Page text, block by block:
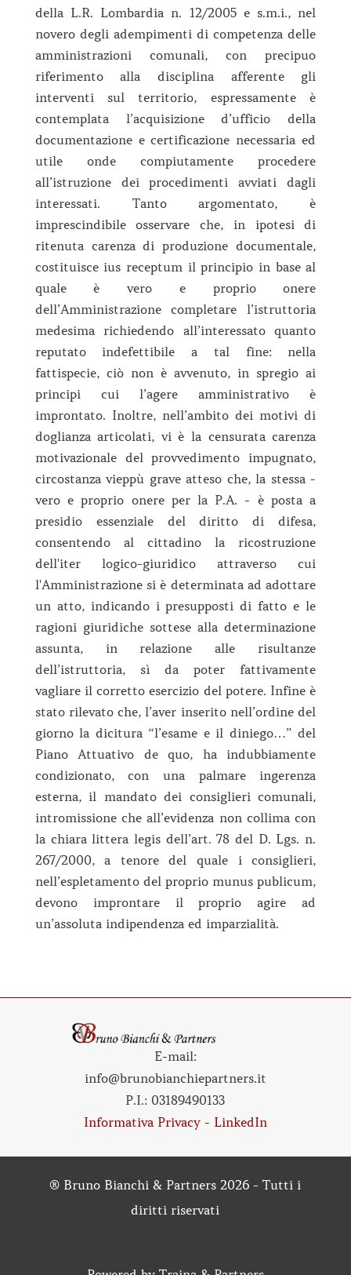
della L.R. Lombardia n. 12/2005 e s.m.i., nel
novero degli adempimenti di competenza delle
amministrazioni comunali, con precipuo
riferimento alla disciplina afferente gli
interventi sul territorio, espressamente è
contemplata l’acquisizione d’ufficio della
documentazione e certificazione necessaria ed
utile onde compiutamente procedere
all’istruzione dei procedimenti avviati dagli
interessati. Tanto argomentato, è
imprescindibile osservare che, in ipotesi di
ritenuta carenza di produzione documentale,
costituisce ius receptum il principio in base al
quale è vero e proprio onere
dell’Amministrazione completare l’istruttoria
medesima richiedendo all’interessato quanto
reputato indefettibile a tal fine: nella
fattispecie, ciò non è avvenuto, in spregio ai
principi cui l’agere amministrativo è
improntato. Inoltre, nell’ambito dei motivi di
doglianza articolati, vi è la censurata carenza
motivazionale del provvedimento impugnato,
circostanza vieppù grave atteso che, la stessa -
vero e proprio onere per la P.A. - è posta a
presidio essenziale del diritto di difesa,
consentendo al cittadino la ricostruzione
dell'iter logico-giuridico attraverso cui
l'Amministrazione si è determinata ad adottare
un atto, indicando i presupposti di fatto e le
ragioni giuridiche sottese alla determinazione
assunta, in relazione alle risultanze
dell’istruttoria, sì da poter fattivamente
vagliare il corretto esercizio del potere. Infine è
stato rilevato che, l’aver inserito nell’ordine del
giorno la dicitura “l’esame e il diniego…” del
Piano Attuativo de quo, ha indubbiamente
condizionato, con una palmare ingerenza
esterna, il mandato dei consiglieri comunali,
intromissione che all’evidenza non collima con
la chiara littera legis dell’art. 78 del D. Lgs. n.
267/2000, a tenore del quale i consiglieri,
nell’espletamento del proprio munus publicum,
devono improntare il proprio agire ad
un’assoluta indipendenza ed imparzialità.
E-mail:
info@brunobianchiepartners.it
P.I.: 03189490133
Informativa Privacy- LinkedIn
® Bruno Bianchi & Partners 2026 - Tutti i
diritti riservati